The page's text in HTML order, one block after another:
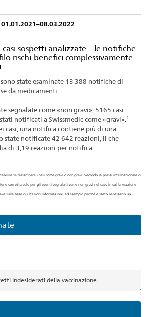
sospetti analizzate – le notifiche
rischi-benefici complessivamente
state esaminate 13 388 notifiche di
da medicamenti.
segnalate come «non gravi», 5165 casi
notificati a Swissmedic come «gravi».1
casi, una notifica contiene più di una
state notificate 42 642 reazioni, il che
di 3,19 reazioni per notifica.
se classificare i casi come gravi o non gravi. Secondo la prassi internazionale di
corretta solo per gli eventi segnalati come non gravi nel caso in cui la reazione
sulla base di ulteriori informazioni, ad esempio perché è stato necessario un
indesiderati della vaccinazione